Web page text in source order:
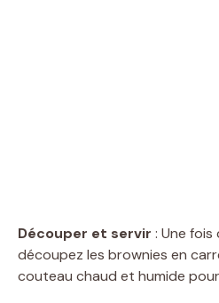
Découper et servir : Une
découpez les brownies en
couteau chaud et humide